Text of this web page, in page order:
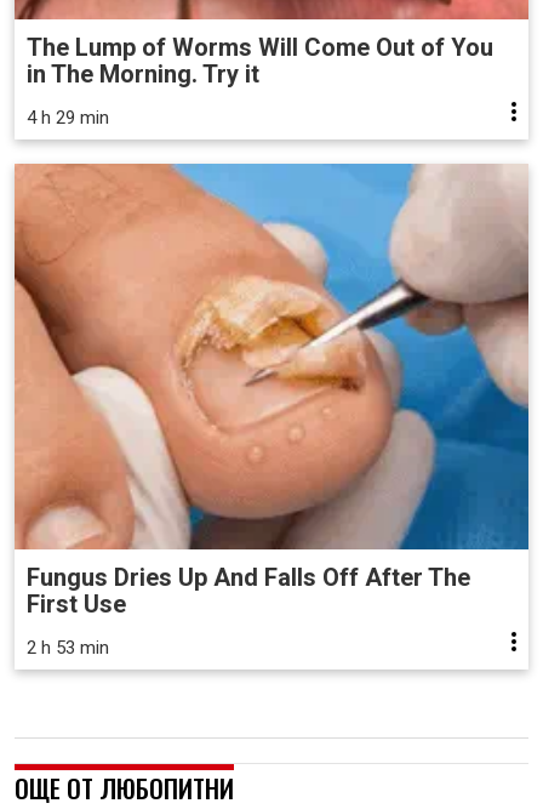
The Lump of Worms Will Come Out of You
in The Morning. Try it
4 h 29 min
Fungus Dries Up And Falls Off After The
First Use
2 h 53 min
ОЩЕ ОТ ЛЮБОПИТНИ